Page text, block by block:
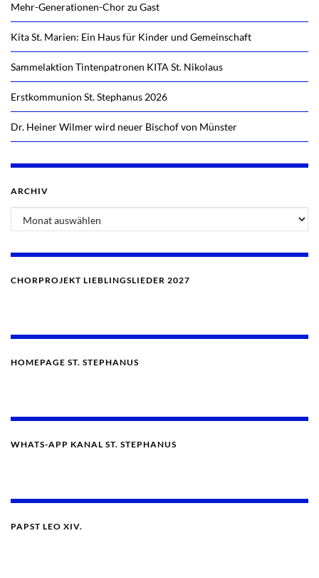
Mehr-Generationen-Chor zu Gast
Kita St. Marien: Ein Haus für Kinder und Gemeinschaft
Sammelaktion Tintenpatronen KITA St. Nikolaus
Erstkommunion St. Stephanus 2026
Dr. Heiner Wilmer wird neuer Bischof von Münster
ARCHIV
CHORPROJEKT LIEBLINGSLIEDER 2027
HOMEPAGE ST. STEPHANUS
WHATS-APP KANAL ST. STEPHANUS
PAPST LEO XIV.